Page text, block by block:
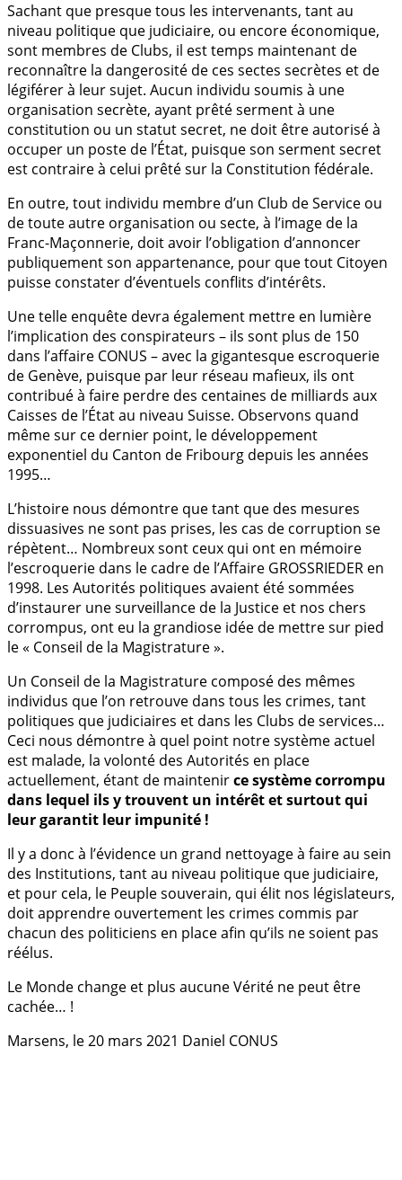
Sachant que presque tous les intervenants, tant au
niveau politique que judiciaire, ou encore économique,
sont membres de Clubs, il est temps maintenant de
reconnaître la dangerosité de ces sectes secrètes et de
légiférer à leur sujet. Aucun individu soumis à une
organisation secrète, ayant prêté serment à une
constitution ou un statut secret, ne doit être autorisé à
occuper un poste de l’État, puisque son serment secret
est contraire à celui prêté sur la Constitution fédérale.
En outre, tout individu membre d’un Club de Service ou
de toute autre organisation ou secte, à l’image de la
Franc-Maçonnerie, doit avoir l’obligation d’annoncer
publiquement son appartenance, pour que tout Citoyen
puisse constater d’éventuels conflits d’intérêts.
Une telle enquête devra également mettre en lumière
l’implication des conspirateurs – ils sont plus de 150
dans l’affaire CONUS – avec la gigantesque escroquerie
de Genève, puisque par leur réseau mafieux, ils ont
contribué à faire perdre des centaines de milliards aux
Caisses de l’État au niveau Suisse. Observons quand
même sur ce dernier point, le développement
exponentiel du Canton de Fribourg depuis les années
1995…
L’histoire nous démontre que tant que des mesures
dissuasives ne sont pas prises, les cas de corruption se
répètent… Nombreux sont ceux qui ont en mémoire
l’escroquerie dans le cadre de l’Affaire GROSSRIEDER en
1998. Les Autorités politiques avaient été sommées
d’instaurer une surveillance de la Justice et nos chers
corrompus, ont eu la grandiose idée de mettre sur pied
le « Conseil de la Magistrature ».
Un Conseil de la Magistrature composé des mêmes
individus que l’on retrouve dans tous les crimes, tant
politiques que judiciaires et dans les Clubs de services…
Ceci nous démontre à quel point notre système actuel
est malade, la volonté des Autorités en place
actuellement, étant de maintenirce système corrompu
dans lequel ils y trouvent un intérêt et surtout qui
leur garantit leur impunité !
Il y a donc à l’évidence un grand nettoyage à faire au sein
des Institutions, tant au niveau politique que judiciaire,
et pour cela, le Peuple souverain, qui élit nos législateurs,
doit apprendre ouvertement les crimes commis par
chacun des politiciens en place afin qu’ils ne soient pas
réélus.
Le Monde change et plus aucune Vérité ne peut être
cachée… !
Marsens, le 20 mars 2021 Daniel CONUS